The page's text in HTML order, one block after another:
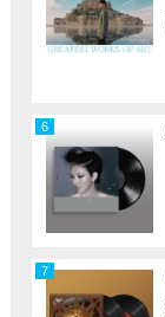
6
7